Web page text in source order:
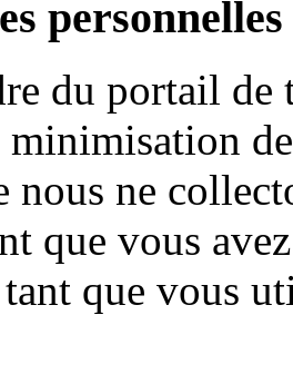
personnelles
du portail de
ne
que vous
tant que vous